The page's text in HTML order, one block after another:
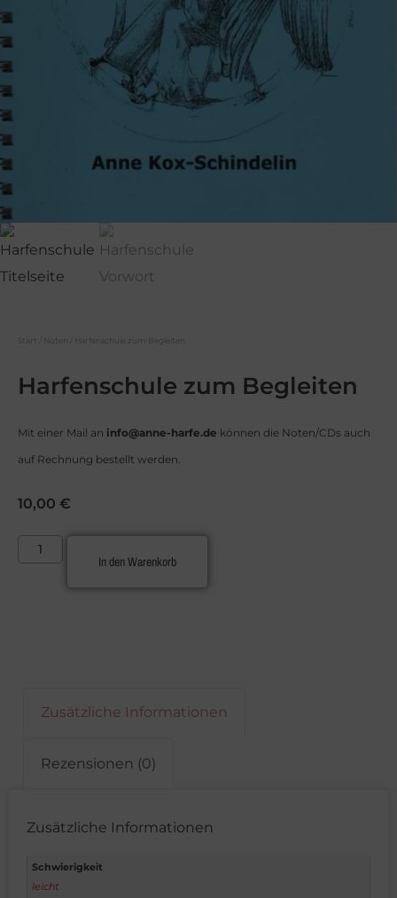
Start Noten / Harfenschule zum Begleiten
Harfenschule zum Begleiten
Mit einer Mail an info@anne-harfe.de können die Noten/CDs auch
auf Rechnung bestellt werden.
10,00 €
In den Warenkorb
Zusätzliche Informationen
Rezensionen (0)
Zusätzliche Informationen
Schwierigkeit
leicht